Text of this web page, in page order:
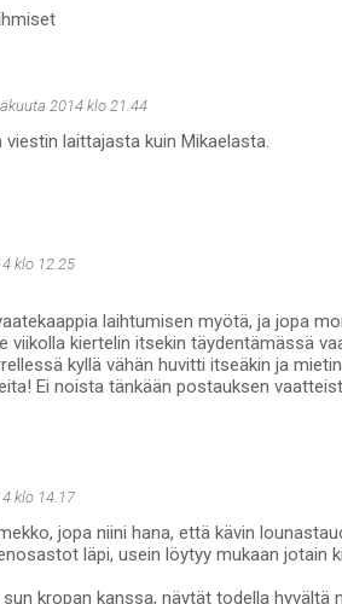
2014 klo 21.44
laittajasta kuin Mikaelasta.
klo 12.25
laihtumisen myötä, ja jopa
viikolla kiertelin itsekin täydentämässä
kyllä vähän huvitti itseäkin ja
Ei noista tänkään postauksen
klo 14.17
jopa niini hana, että kävin
läpi, usein löytyy mukaan jotain
kropan kanssa, näytät todella hyvältä